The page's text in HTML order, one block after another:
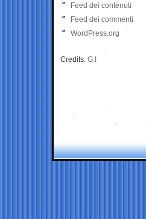
Feed dei contenuti
Feed dei commenti
WordPress.org
Credits: G.I